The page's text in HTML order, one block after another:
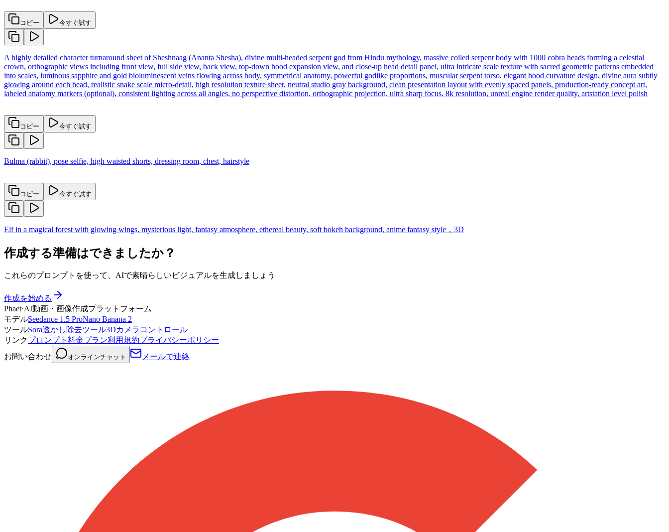
コピー 今すぐ試す
A highly detailed character turnaround sheet of Sheshnaag (Ananta Shesha), divine multi-headed serpent god from Hindu mythology, massive coiled serpent body with 1000 cobra heads forming a celestial
crown, orthographic views including front view, full side view, back view, top-down hood expansion view, and close-up head detail panel, ultra intricate scale texture with sacred geometric patterns embedded
into scales, luminous sapphire and gold bioluminescent veins flowing across body, symmetrical anatomy, powerful godlike proportions, muscular serpent torso, elegant hood curvature design, divine aura subtly
glowing around each head, realistic snake scale micro-detail, high resolution texture sheet, neutral studio gray background, clean presentation layout with evenly spaced panels, production-ready concept art,
labeled anatomy markers (optional), consistent lighting across all angles, no perspective distortion, orthographic projection, ultra sharp focus, 8k resolution, unreal engine render quality, artstation level polish
コピー 今すぐ試す
Bulma (rabbit), pose selfie, high waisted shorts, dressing room, chest, hairstyle
コピー 今すぐ試す
Elf in a magical forest with glowing wings, mysterious light, fantasy atmosphere, ethereal beauty, soft bokeh background, anime fantasy style，3D
作成する準備はできましたか？
これらのプロンプトを使って、AIで素晴らしいビジュアルを生成しましょう
作成を始める
Phaet·AI動画・画像作成プラットフォーム
モデルSeedance 1.5 ProNano Banana 2
ツールSora透かし除去ツール3Dカメラコントロール
リンクプロンプト 料金プラン利用規約プライバシーポリシー
お問い合わせ
オンラインチャット メールで連絡